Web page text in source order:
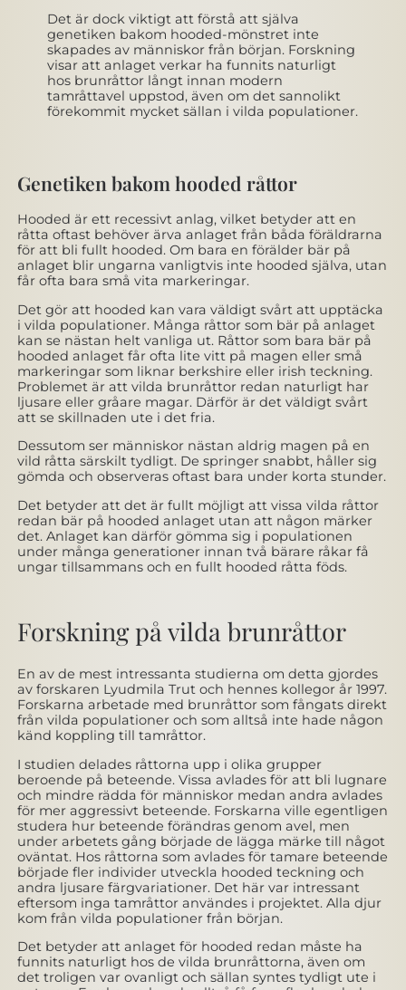
Det är dock viktigt att förstå att själva
genetiken bakom hooded-mönstret inte
skapades av människor från början. Forskning
visar att anlaget verkar ha funnits naturligt
hos brunråttor långt innan modern
tamråttavel uppstod, även om det sannolikt
förekommit mycket sällan i vilda populationer.
Genetiken bakom hooded råttor
Hooded är ett recessivt anlag, vilket betyder att en
råtta oftast behöver ärva anlaget från båda föräldrarna
för att bli fullt hooded. Om bara en förälder bär på
anlaget blir ungarna vanligtvis inte hooded själva, utan
får ofta bara små vita markeringar.
Det gör att hooded kan vara väldigt svårt att upptäcka
i vilda populationer. Många råttor som bär på anlaget
kan se nästan helt vanliga ut. Råttor som bara bär på
hooded anlaget får ofta lite vitt på magen eller små
markeringar som liknar berkshire eller irish teckning.
Problemet är att vilda brunråttor redan naturligt har
ljusare eller gråare magar. Därför är det väldigt svårt
att se skillnaden ute i det fria.
Dessutom ser människor nästan aldrig magen på en
vild råtta särskilt tydligt. De springer snabbt, håller sig
gömda och observeras oftast bara under korta stunder.
Det betyder att det är fullt möjligt att vissa vilda råttor
redan bär på hooded anlaget utan att någon märker
det. Anlaget kan därför gömma sig i populationen
under många generationer innan två bärare råkar få
ungar tillsammans och en fullt hooded råtta föds.
Forskning på vilda brunråttor
En av de mest intressanta studierna om detta gjordes
av forskaren Lyudmila Trut och hennes kollegor år 1997.
Forskarna arbetade med brunråttor som fångats direkt
från vilda populationer och som alltså inte hade någon
känd koppling till tamråttor.
I studien delades råttorna upp i olika grupper
beroende på beteende. Vissa avlades för att bli lugnare
och mindre rädda för människor medan andra avlades
för mer aggressivt beteende. Forskarna ville egentligen
studera hur beteende förändras genom avel, men
under arbetets gång började de lägga märke till något
oväntat. Hos råttorna som avlades för tamare beteende
började fler individer utveckla hooded teckning och
andra ljusare färgvariationer. Det här var intressant
eftersom inga tamråttor användes i projektet. Alla djur
kom från vilda populationer från början.
Det betyder att anlaget för hooded redan måste ha
funnits naturligt hos de vilda brunråttorna, även om
det troligen var ovanligt och sällan syntes tydligt ute i